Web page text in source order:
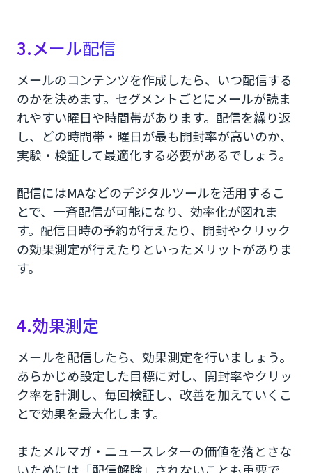
3.メール配信
メールのコンテンツを作成したら、いつ配信する
のかを決めます。セグメントごとにメールが読ま
れやすい曜日や時間帯があります。配信を繰り返
し、どの時間帯・曜日が最も開封率が高いのか、
実験・検証して最適化する必要があるでしょう。
配信にはMAなどのデジタルツールを活用するこ
とで、一斉配信が可能になり、効率化が図れま
す。配信日時の予約が行えたり、開封やクリック
の効果測定が行えたりといったメリットがありま
す。
4.効果測定
メールを配信したら、効果測定を行いましょう。
あらかじめ設定した目標に対し、開封率やクリッ
ク率を計測し、毎回検証し、改善を加えていくこ
とで効果を最大化します。
またメルマガ・ニュースレターの価値を落とさな